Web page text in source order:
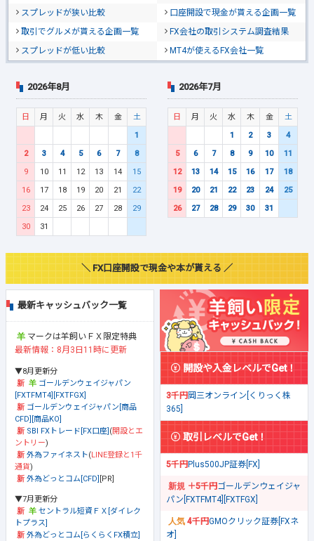
スプレッドが狭い比較
口座開設で現金が貰える企画一覧
取引でグルメが貰える企画一覧
FX会社の取引システム調査結果
スプレッドが低い比較
MT4が使えるFX会社一覧
2026年8月
日 月 火 水 木 金
土
1
2
3 4 5 6 7
8
9
10 11 12 13 14
15
16
17 18 19 20 21
22
23
24 25 26 27 28
29
30
31
2026年7月
日 月 火 水 木 金
土
1
2 3
4
5
6 7 8 9 10
11
12
13 14 15 16 17
18
19
20 21 22 23 24
25
26
27 28 29 30 31
＼ FX口座開設で現金や本が貰える ／
最新キャッシュバック一覧
マークは羊飼いＦＸ限定特典
最新情報：8月3日11時に更新
▼8月更新分
ゴールデンウェイジャパン
[FXTFMT4][FXTFGX]
ゴールデンウェイジャパン[商品
CFD][商品KO]
SBI FXトレード[FX口座] (開設とエ
ントリー)
外為ファイネスト(LINE登録と1千
通貨)
外為どっとコム[CFD] [PR]
▼7月更新分
セントラル短資ＦＸ[ダイレク
トプラス]
外為どっとコム[らくらくFX積立]
開設や入金レベルでGet！
3千円岡三オンライン[くりっく株
365]
取引レベルでGet！
5千円Plus500JP証券[FX]
＋5千円ゴールデンウェイジャ
パン[FXTFMT4][FXTFGX]
4千円GMOクリック証券[FXネ
オ]